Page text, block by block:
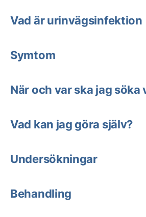
Vad är urinvägsinfektion
Symtom
När och var ska jag söka
Vad kan jag göra själv?
Undersökningar
Behandling